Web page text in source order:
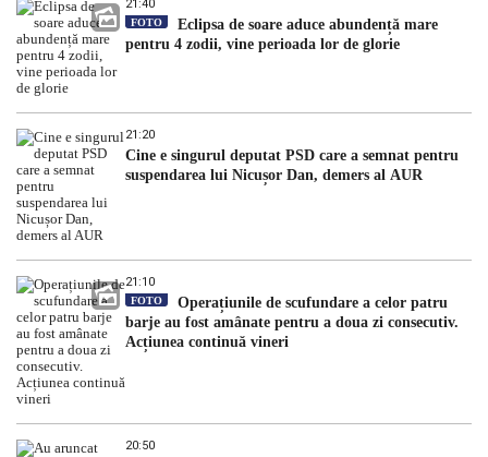
21:40
FOTO
Eclipsa de soare aduce abundență mare
pentru 4 zodii, vine perioada lor de glorie
21:20
Cine e singurul deputat PSD care a semnat pentru
suspendarea lui Nicușor Dan, demers al AUR
21:10
FOTO
Operațiunile de scufundare a celor patru
barje au fost amânate pentru a doua zi consecutiv.
Acțiunea continuă vineri
20:50